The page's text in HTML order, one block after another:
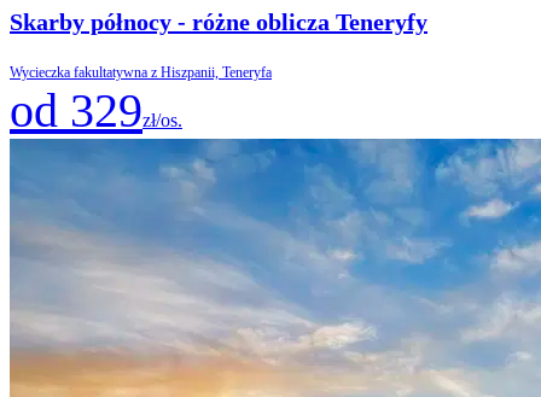
Skarby północy - różne oblicza Teneryfy
Wycieczka fakultatywna z Hiszpanii, Teneryfa
od 329zł/os.